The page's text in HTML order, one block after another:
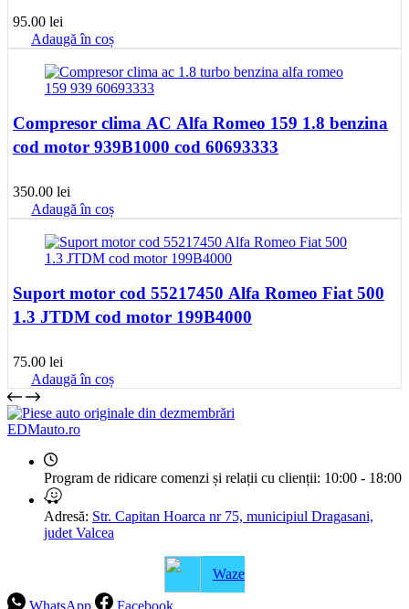
95.00 lei
Adaugă în coș
Compresor clima AC Alfa Romeo 159 1.8 benzina
cod motor 939B1000 cod 60693333
350.00 lei
Adaugă în coș
Suport motor cod 55217450 Alfa Romeo Fiat 500
1.3 JTDM cod motor 199B4000
75.00 lei
Adaugă în coș
EDMauto.ro
Program de ridicare comenzi și relații cu clienții: 10:00 - 18:00
Adresă: Str. Capitan Hoarca nr 75, municipiul Dragasani,
judet Valcea
Waze
WhatsApp Facebook